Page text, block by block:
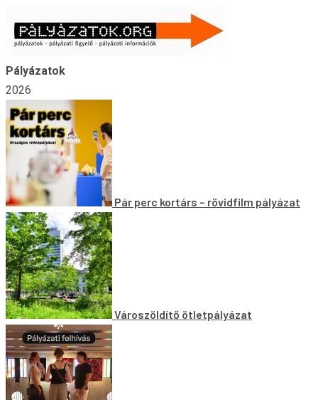
to
Pályázatok
2026
Pár perc kortárs – rövidfilm pályázat
Városzöldítő ötletpályázat